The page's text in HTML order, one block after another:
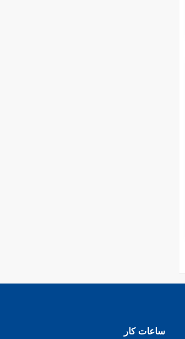
ساعات کار